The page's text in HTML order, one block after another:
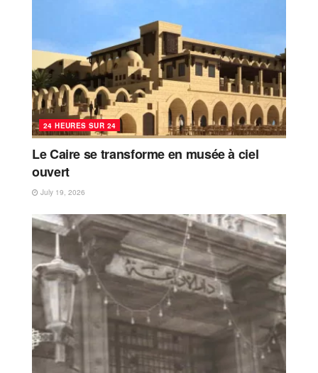
24 HEURES SUR 24
Le Caire se transforme en musée à ciel
ouvert
July 19, 2026